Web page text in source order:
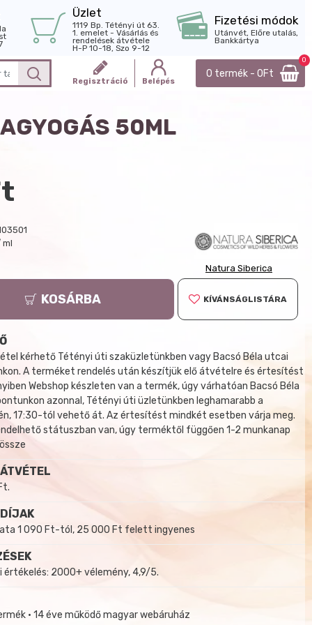
Üzlet
1119 Bp. Tétényi út 63.
1. emelet - Vásárlás és
rendelések átvétele
H-P 10-18, Szo 9-12
Fizetési módok
Utánvét, Előre utalás,
Bankkártya
Regisztráció Belépés
0 termék - 0Ft
0
50ML
ml
Natura Siberica
KOSÁRBA KÍVÁNSÁGLISTÁRA
kérhető Tétényi úti szaküzletünkben vagy Bacsó Béla utcai
A terméket rendelés után készítjük elő átvételre és értesítést
Webshop készleten van a termék, úgy várhatóan Bacsó Béla
azonnal, Tétényi úti üzletünkben leghamarabb a
17:30-tól vehető át. Az értesítést mindkét esetben várja meg.
státuszban van, úgy terméktől függően 1-2 munkanap
1 090 Ft-tól, 25 000 Ft felett ingyenes
értékelés: 2000+ vélemény, 4,9/5.
• 14 éve működő magyar webáruház